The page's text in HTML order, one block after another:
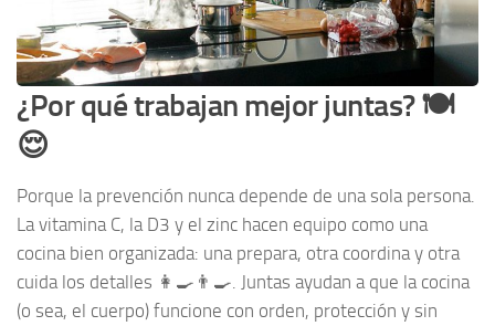
¿Por qué trabajan mejor juntas? 🍽️
😌
Porque la prevención nunca depende de una sola persona.
La vitamina C, la D3 y el zinc hacen equipo como una
cocina bien organizada: una prepara, otra coordina y otra
cuida los detalles 👩‍🍳👨‍🍳. Juntas ayudan a que la cocina
(o sea, el cuerpo) funcione con orden, protección y sin